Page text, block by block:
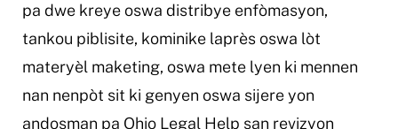
pa dwe kreye oswa distribye enfòmasyon,
tankou piblisite, kominike laprès oswa lòt
materyèl maketing, oswa mete lyen ki mennen
nan nenpòt sit ki genyen oswa sijere yon
andosman pa Ohio Legal Help san revizyon